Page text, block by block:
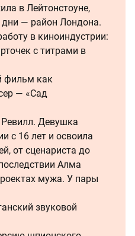
в Лейтонстоуне,
дни — район Лондона.
в киноиндустрии:
с титрами в
фильм как
— «Сад
Девушка
с 16 лет и освоила
от сценариста до
Алма
мужа. У пары
звуковой